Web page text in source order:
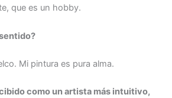
que es un hobby.
Mi pintura es pura alma.
como un artista más intuitivo,